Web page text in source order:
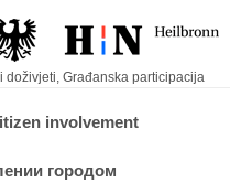
doživjeti, Građanska participacija
involvement
городом